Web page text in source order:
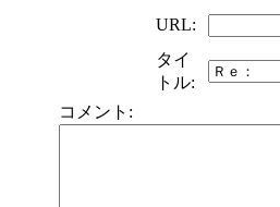
URL:
タイ
トル:
コメント: